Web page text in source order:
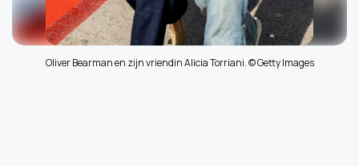
Oliver Bearman en zijn vriendin Alicia Torriani. © Getty Images